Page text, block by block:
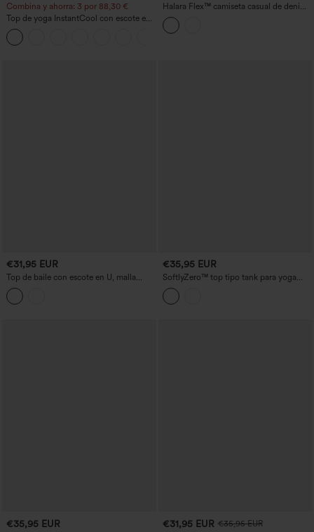
Combina y ahorra: 3 por 88,30 €
Top de yoga InstantCool con escote en
U y bajo curvado - UPF50+
Halara Flex™ camiseta casual de denim
con cuello redondo, manga corta y
bolsillo
€31,95 EUR
Top de baile con escote en U, malla
transpirable a contraste y sujetador
integrado
€35,95 EUR
SoftlyZero™ top tipo tank para yoga
con sujetador incorporado, encaje en
contraste, espalda descubierta y detalle
cruzado
€35,95 EUR €31,95 EUR €35,95 EUR